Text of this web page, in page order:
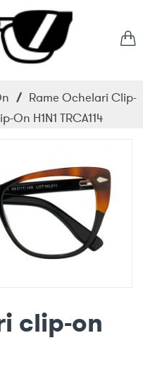
/ Rame Ochelari Clip-
On H1N1 TRCA114
clip-on